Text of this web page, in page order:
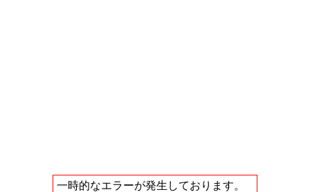
一時的なエラーが発生しております。